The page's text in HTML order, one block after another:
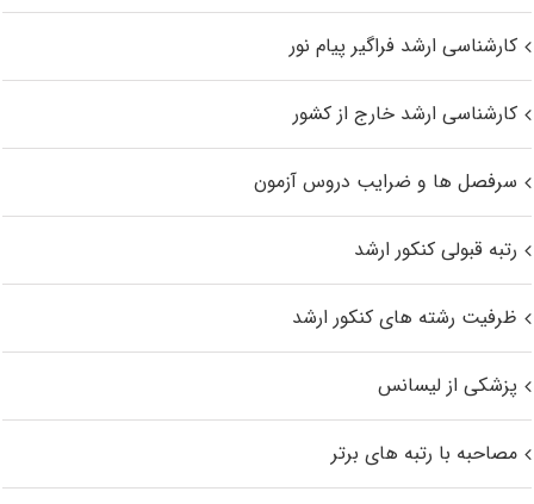
کارشناسی ارشد فراگیر پیام نور
کارشناسی ارشد خارج از کشور
سرفصل ها و ضرایب دروس آزمون
رتبه قبولی کنکور ارشد
ظرفیت رشته های کنکور ارشد
پزشکی از لیسانس
مصاحبه با رتبه های برتر